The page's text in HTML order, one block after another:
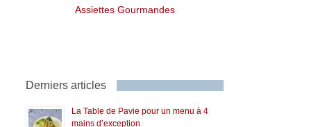
Assiettes Gourmandes
Derniers articles
La Table de Pavie pour un menu à 4
mains d’exception